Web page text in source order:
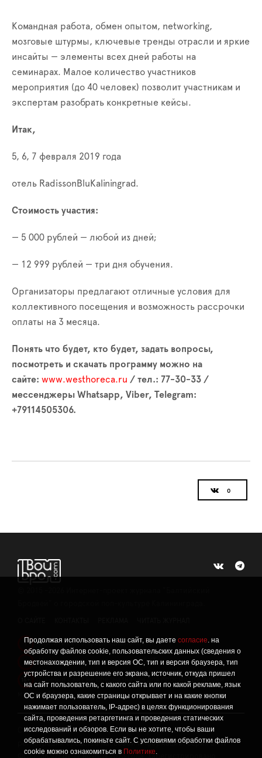
Продолжая использовать наш сайт, вы даете согласие. на
обработку файлов cookie, пользовательских данных (сведения о
местонахождении, тип и версия ОС, тип и версия браузера, тип
устройства и разрешение его экрана, источник, откуда пришел
на сайт пользователь, с какого сайта или по какой рекламе, язык
ОС и браузера, какие страницы открывает и на какие кнопки
нажимает пользователь, IP-адрес) в целях функционирования
сайта, проведения ретаргетинга и проведения статических
исследований и обзоров. Если вы не хотите, чтобы ваши
обрабатывались, покиньте сайт. С условиями обработки файлов
cookie можно ознакомиться в Политике.
Командная работа, обмен опытом, networking,
мозговые штурмы, ключевые тренды отрасли и яркие
инсайты — элементы всех дней работы на
семинарах. Малое количество участников
мероприятия (до 40 человек) позволит участникам и
экспертам разобрать конкретные кейсы.
Итак,
5, 6, 7 февраля 2019 года
отель RadissonBluKaliningrad.
Стоимость участия:
— 5 000 рублей — любой из дней;
— 12 999 рублей — три дня обучения.
Организаторы предлагают отличные условия для
коллективного посещения и возможность рассрочки
оплаты на 3 месяца.
Понять что будет, кто будет, задать вопросы,
посмотреть и скачать программу можно на
сайте: www.westhoreca.ru / тел.: 77-30-33 /
мессенджеры Whatsapp, Viber, Telegram:
+79114505306.
! Политика конфиденциальности
! Информация о проведении СОУТ
Данный сайт не предназначен для просмотра лицам
младше 16 лет.
Сетевое издание «Твой Бро», реестровая запись о
регистрации средства массовой информации: серия Эл №
ФС77-86309 от 17 ноября 2023 года, зарегистрировано